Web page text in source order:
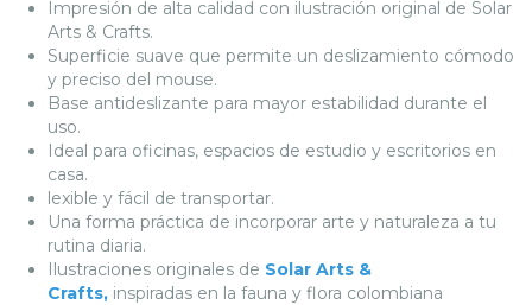
Impresión de alta calidad con ilustración original de Solar
Arts & Crafts.
Superficie suave que permite un deslizamiento cómodo
y preciso del mouse.
Base antideslizante para mayor estabilidad durante el
uso.
Ideal para oficinas, espacios de estudio y escritorios en
casa.
lexible y fácil de transportar.
Una forma práctica de incorporar arte y naturaleza a tu
rutina diaria.
Ilustraciones originales de Solar Arts &
Crafts, inspiradas en la fauna y flora colombiana